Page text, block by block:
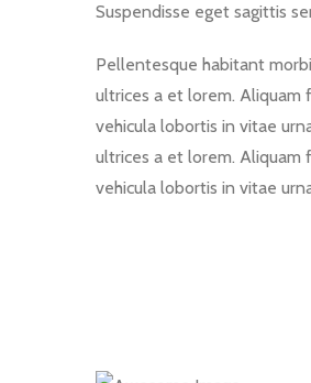
Suspendisse eget sagittis
Pellentesque habitant
ultrices a et lorem. Aliquam
vehicula lobortis in vitae
ultrices a et lorem. Aliquam
vehicula lobortis in vitae